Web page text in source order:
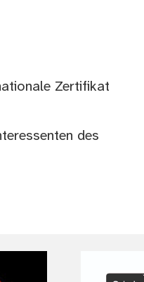
Zertifikat
des